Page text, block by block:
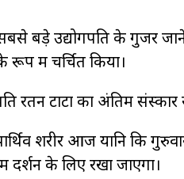
बड़े उद्योगपति के गुजर
रूप में चर्चित किया।
रतन टाटा का अंतिम
शरीर आज यानि कि
दर्शन के लिए रखा जाएगा।